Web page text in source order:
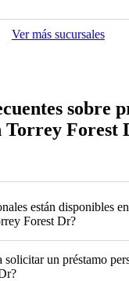
Ver más sucursales
sobre
Torrey Forest
están disponibles
Forest Dr?
solicitar un préstamo